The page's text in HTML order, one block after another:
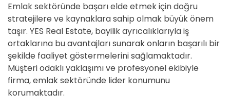
Emlak sektöründe başarı elde etmek için doğru
stratejilere ve kaynaklara sahip olmak büyük önem
taşır. YES Real Estate, bayilik ayrıcalıklarıyla iş
ortaklarına bu avantajları sunarak onların başarılı bir
şekilde faaliyet göstermelerini sağlamaktadır.
Müşteri odaklı yaklaşımı ve profesyonel ekibiyle
firma, emlak sektöründe lider konumunu
korumaktadır.